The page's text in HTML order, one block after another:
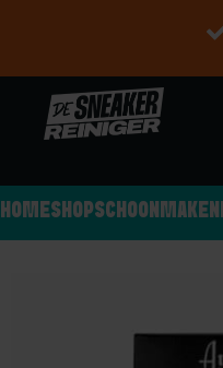
HOMESHOPSCHOONMAKEN